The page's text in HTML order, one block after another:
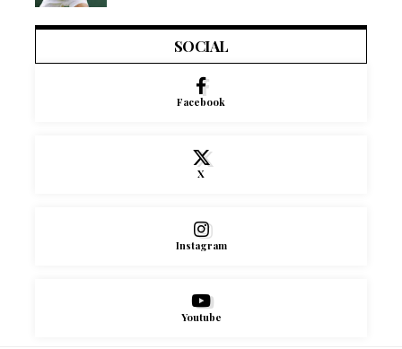
SOCIAL
Facebook
X
Instagram
Youtube